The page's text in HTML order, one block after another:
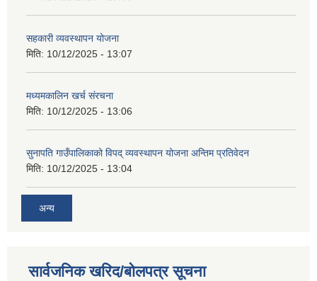
सहकारी व्यवस्थापन योजना
मिति: 10/12/2025 - 13:07
मध्यमकालिन खर्च संरचना
मिति: 10/12/2025 - 13:06
सुनापति गाउँपालिकाको विपद् व्यवस्थापन योजना अन्तिम प्रतिवेदन
मिति: 10/12/2025 - 13:04
अन्य
सार्वजनिक खरिद/बोलपत्र सूचना